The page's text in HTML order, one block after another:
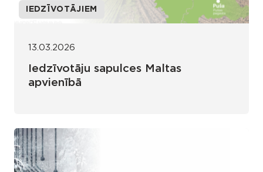
IEDZĪVOTĀJIEM
13.03.2026
Iedzīvotāju sapulces Maltas
apvienībā